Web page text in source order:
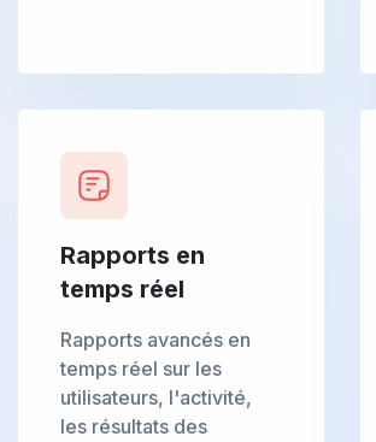
Rapports en
temps réel
Rapports avancés en
temps réel sur les
utilisateurs, l'activité,
les résultats des